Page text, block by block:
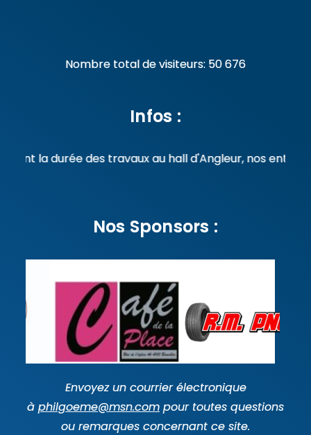
Nombre total de visiteurs: 50 676
Infos :
la durée des travaux au hall d'Angleur, nos
Nos Sponsors :
Envoyez un courrier électronique
à philgoeme@msn.com pour toutes questions
ou remarques concernant ce site.